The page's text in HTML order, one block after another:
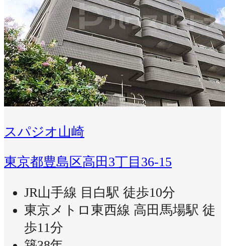
スパジオ山崎
東京都豊島区高田3丁目36-15
JR山手線 目白駅 徒歩10分
東京メトロ東西線 高田馬場駅 徒
歩11分